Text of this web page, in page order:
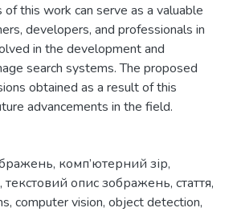
this work can serve as a valuable
developers, and professionals in
in the development and
search systems. The proposed
obtained as a result of this
advancements in the field.
, комп’ютерний зір,
, текстовий опис зображень, стаття,
, computer vision, object detection,